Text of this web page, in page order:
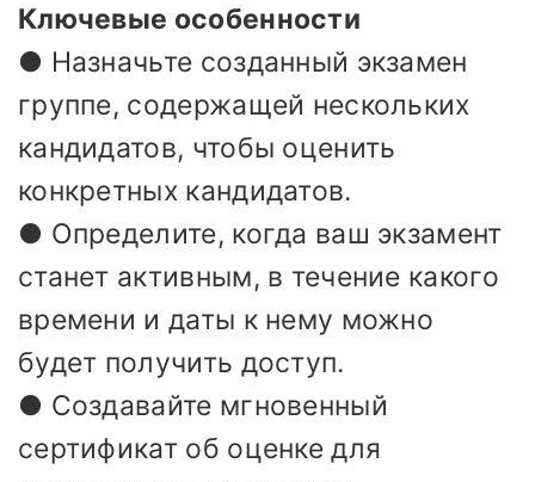
Ключевые особенности
● Назначьте созданный экзамен
группе, содержащей нескольких
кандидатов, чтобы оценить
конкретных кандидатов.
● Определите, когда ваш экзамент
станет активным, в течение какого
времени и даты к нему можно
будет получить доступ.
● Создавайте мгновенный
сертификат об оценке для